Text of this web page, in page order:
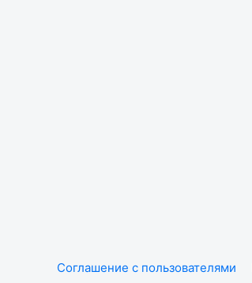
Соглашение с пользователями